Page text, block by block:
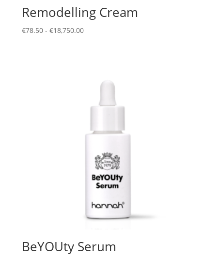
Remodelling Cream
€78.50 - €18,750.00Prijsklasse:
BeYOUty Serum